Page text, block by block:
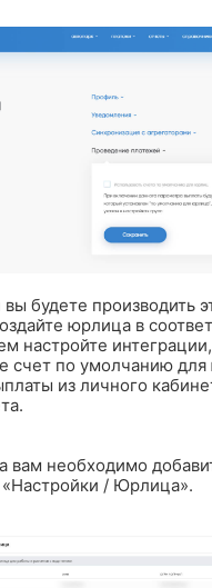
вы будете производить
юрлица в
настройте
счет по умолчанию
из личного
вам необходимо
/ Юрлица».